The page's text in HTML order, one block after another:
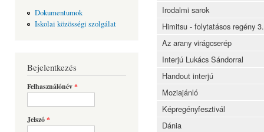
Dokumentumok
Iskolai közösségi szolgálat
Bejelentkezés
Felhasználónév*
Jelszó*
Irodalmi sarok
Himitsu - folytatásos regény
Az arany virágcserép
Interjú Lukács Sándorral
Handout interjú
Moziajánló
Képregényfesztivál
Dánia